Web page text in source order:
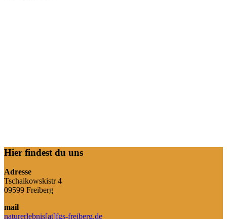
Hier findest du uns
Adresse
Tschaikowskistr 4
09599 Freiberg
mail
naturerlebnis[at]fgs-freiberg.de